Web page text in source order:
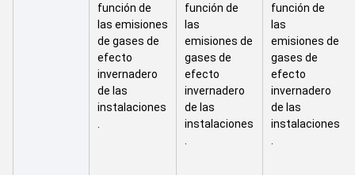
función de
las emisiones
de gases de
efecto
invernadero
de las
instalaciones
función de
las
emisiones de
gases de
efecto
invernadero
de las
instalaciones
función de
las
emisiones de
gases de
efecto
invernadero
de las
instalaciones